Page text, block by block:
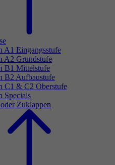
A1 Eingangsstufe
A2 Grundstufe
B1 Mittelstufe
B2 Aufbaustufe
C1 & C2 Oberstufe
Specials
Zuklappen